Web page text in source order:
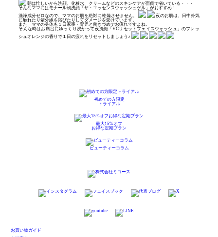
朝は忙しいから洗顔、化粧水、クリームなどのスキンケアが面倒で省いている・・・
そんなママにはモナール朝洗顔「ザ・エッセンスウォッシュゲル」がおすすめ！
洗浄成分ゼロなので、ママのお肌を絶対に乾燥させません。
夜のお肌は、日中外気
に触れたり紫外線を浴びたりしてダメージを受けています。
また、ママの身体も１日家事・育児と働きづめでお疲れですよね。
そんな時はお風呂にゆっくり浸かって夜洗顔「VCリセットフェイスウォッシュ」のフレッ
シュオレンジの香りで１日の疲れをリセットしましょう♪
初めての方限定
トライアル
最大15%オフ
お得な定期プラン
ビューティーコラム
お買い物ガイド